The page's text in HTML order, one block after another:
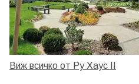
Виж всичко от Ру Хаус II